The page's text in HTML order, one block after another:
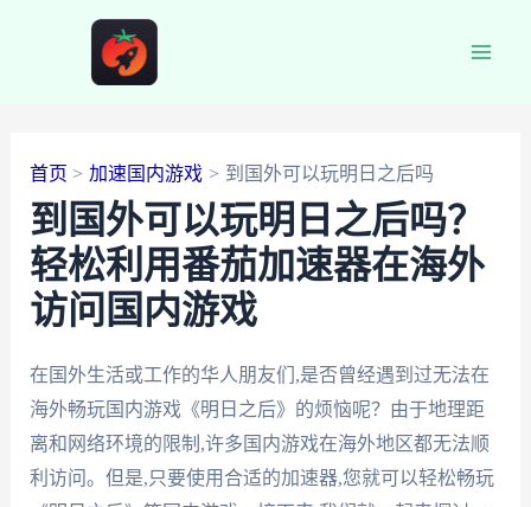
首页 加速国内游戏 到国外可以玩明日之后吗
到国外可以玩明日之后吗？
轻松利用番茄加速器在海外
访问国内游戏
在国外生活或工作的华人朋友们,是否曾经遇到过无法在
海外畅玩国内游戏《明日之后》的烦恼呢？由于地理距
离和网络环境的限制,许多国内游戏在海外地区都无法顺
利访问。但是,只要使用合适的加速器,您就可以轻松畅玩